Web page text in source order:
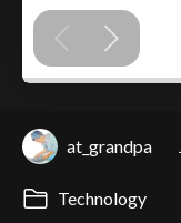
at_grandpa
Technology